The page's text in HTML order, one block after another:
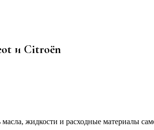
и Citroёn
жидкости и расходные материалы